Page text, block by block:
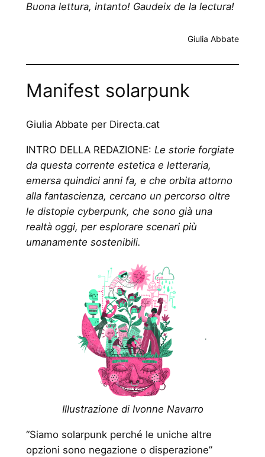
Buona lettura, intanto! Gaudeix de la lectura!
Giulia Abbate
Manifest solarpunk
Giulia Abbate per Directa.cat
INTRO DELLA REDAZIONE: Le storie forgiate
da questa corrente estetica e letteraria,
emersa quindici anni fa, e che orbita attorno
alla fantascienza, cercano un percorso oltre
le distopie cyberpunk, che sono già una
realtà oggi, per esplorare scenari più
umanamente sostenibili.
Illustrazione di Ivonne Navarro
“Siamo solarpunk perché le uniche altre
opzioni sono negazione o disperazione”